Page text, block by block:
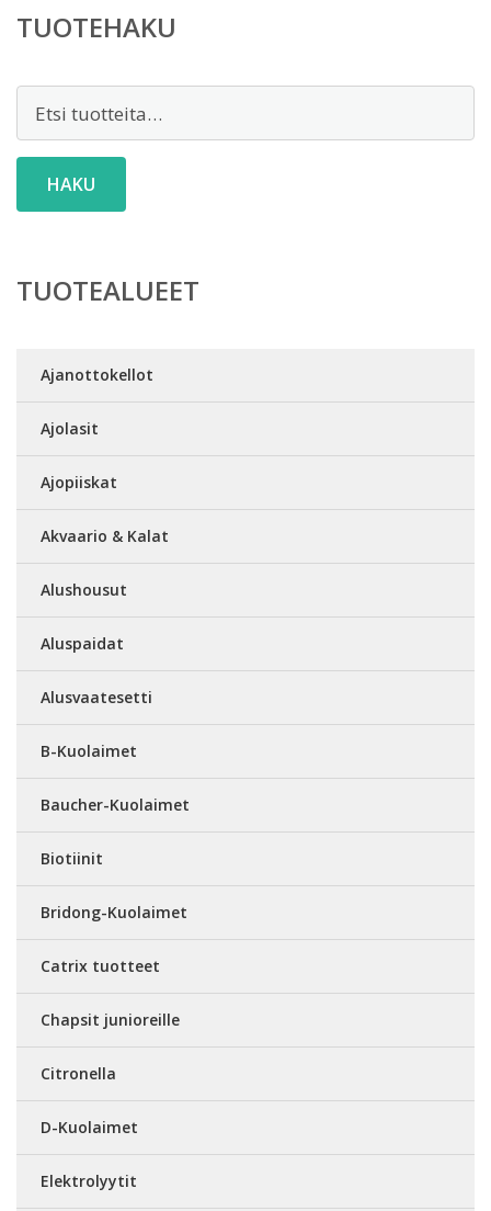
TUOTEHAKU
HAKU
TUOTEALUEET
Ajanottokellot
Ajolasit
Ajopiiskat
Akvaario & Kalat
Alushousut
Aluspaidat
Alusvaatesetti
B-Kuolaimet
Baucher-Kuolaimet
Biotiinit
Bridong-Kuolaimet
Catrix tuotteet
Chapsit junioreille
Citronella
D-Kuolaimet
Elektrolyytit